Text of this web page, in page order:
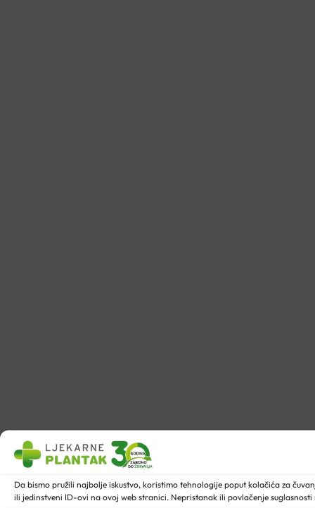
Da bismo pružili najbolje iskustvo, koristimo tehnologije poput kolačića za
ili jedinstveni ID-ovi na ovoj web stranici. Nepristanak ili povlačenje